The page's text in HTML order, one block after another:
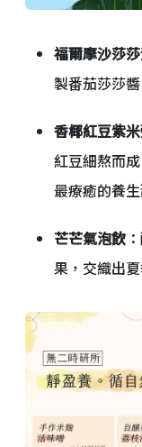
福爾摩沙莎
製番茄莎莎
香椰紅豆紫
紅豆細熬而
最療癒的養生
芒芒氣泡飲
果，交織出